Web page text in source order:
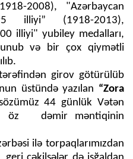
2008), "Azərbaycan
illiyi” (1918-2013),
illiyi" yubiley medalları,
və bir çox qiymətli
girov götürülüb
üstündə yazılan “Zora
44 günlük Vətən
öz dəmir məntiqinin
ilə torpaqlarımızdan